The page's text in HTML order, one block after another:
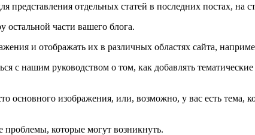
представления отдельных статей в последних постах, на
остальной части вашего блога.
и отображать их в различных областях сайта,
с нашим руководством о том, как добавлять
основного изображения, или, возможно, у вас есть тема,
проблемы, которые могут возникнуть.